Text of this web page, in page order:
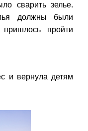
сварить зелье.
должны были
пройти
и вернула детям